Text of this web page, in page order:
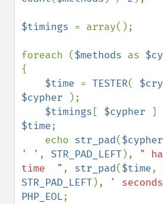
$timings = array();
foreach ($methods as
{
$time = TESTER(
$cypher
);
$timings [ $cypher
$time;
    echo
str_pad($cypher
' ' , STR_PAD_LEFT), "
time  " , str_pad($time,
STR_PAD_LEFT), '
PHP_EOL;